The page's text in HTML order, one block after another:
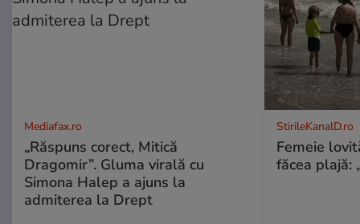
Mediafax.ro
„Răspuns corect, Mitică
Dragomir”. Gluma virală cu
Simona Halep a ajuns la
admiterea la Drept
StirileKanalD.ro
Femeie
făcea plajă: